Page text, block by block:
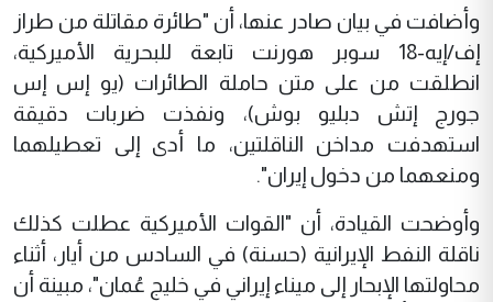
وأضافت في بيان صادر عنها، أن "طائرة مقاتلة من طراز
إف/إيه-18 سوبر هورنت تابعة للبحرية الأميركية،
انطلقت من على متن حاملة الطائرات (يو إس إس
جورج إتش دبليو بوش)، ونفذت ضربات دقيقة
استهدفت مداخن الناقلتين، ما أدى إلى تعطيلهما
ومنعهما من دخول إيران".
وأوضحت القيادة، أن "القوات الأميركية عطلت كذلك
ناقلة النفط الإيرانية (حسنة) في السادس من أيار، أثناء
محاولتها الإبحار إلى ميناء إيراني في خليج عُمان"، مبينة أن